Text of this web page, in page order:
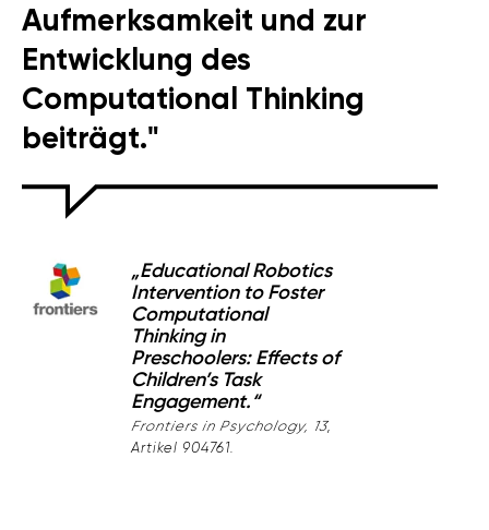
Aufmerksamkeit und zur
Entwicklung des
Computational Thinking
beiträgt."
„Educational Robotics
Intervention to Foster
Computational
Thinking in
Preschoolers: Effects of
Children’s Task
Engagement.“
Frontiers in Psychology, 13,
Artikel 904761.